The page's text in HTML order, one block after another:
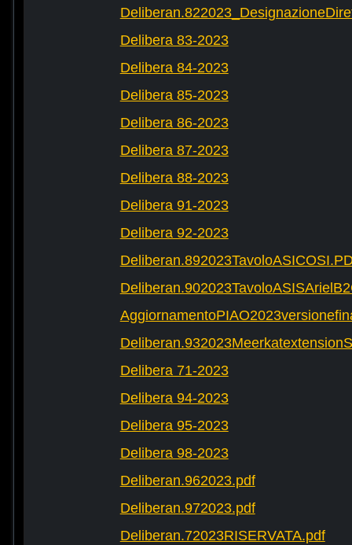
Delibera 83-2023
Delibera 84-2023
Delibera 85-2023
Delibera 86-2023
Delibera 87-2023
Delibera 88-2023
Delibera 91-2023
Delibera 92-2023
Delibera 71-2023
Delibera 94-2023
Delibera 95-2023
Delibera 98-2023
Deliberan.962023.pdf
Deliberan.972023.pdf
Deliberan.72023RISERVATA.pdf